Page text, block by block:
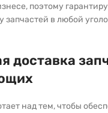
поэтому
запчастей в любой
доставка
над тем, чтобы